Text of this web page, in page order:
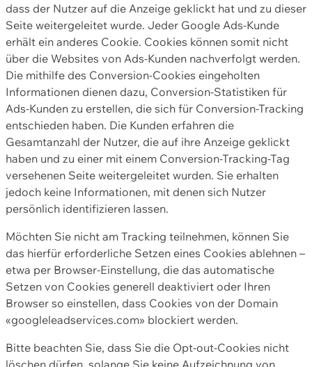
dass der Nutzer auf die Anzeige geklickt hat und zu dieser
Seite weitergeleitet wurde. Jeder Google Ads-Kunde
erhält ein anderes Cookie. Cookies können somit nicht
über die Websites von Ads-Kunden nachverfolgt werden.
Die mithilfe des Conversion-Cookies eingeholten
Informationen dienen dazu, Conversion-Statistiken für
Ads-Kunden zu erstellen, die sich für Conversion-Tracking
entschieden haben. Die Kunden erfahren die
Gesamtanzahl der Nutzer, die auf ihre Anzeige geklickt
haben und zu einer mit einem Conversion-Tracking-Tag
versehenen Seite weitergeleitet wurden. Sie erhalten
jedoch keine Informationen, mit denen sich Nutzer
persönlich identifizieren lassen.
Möchten Sie nicht am Tracking teilnehmen, können Sie
das hierfür erforderliche Setzen eines Cookies ablehnen –
etwa per Browser-Einstellung, die das automatische
Setzen von Cookies generell deaktiviert oder Ihren
Browser so einstellen, dass Cookies von der Domain
«googleleadservices.com» blockiert werden.
Bitte beachten Sie, dass Sie die Opt-out-Cookies nicht